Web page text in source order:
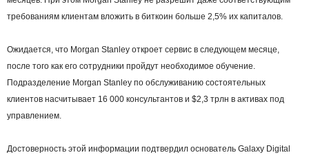
требованиям клиентам вложить в биткоин больше 2,5% их капиталов.
Ожидается, что Morgan Stanley откроет сервис в следующем месяце,
после того как его сотрудники пройдут необходимое обучение.
Подразделение Morgan Stanley по обслуживанию состоятельных
клиентов насчитывает 16 000 консультантов и $2,3 трлн в активах под
управлением.
Достоверность этой информации подтвердил основатель Galaxy Digital